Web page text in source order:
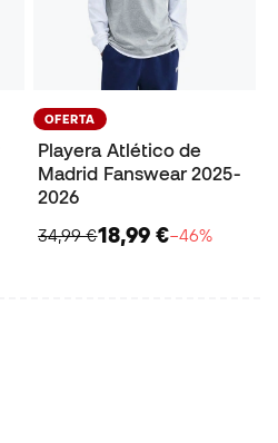
OFERTA
Playera Atlético de
Madrid Fanswear 2025-
2026
34,99 €18,99 €−46%